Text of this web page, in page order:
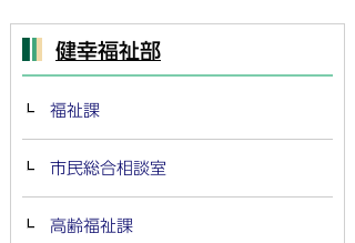
健幸福祉部
福祉課
市民総合相談室
高齢福祉課